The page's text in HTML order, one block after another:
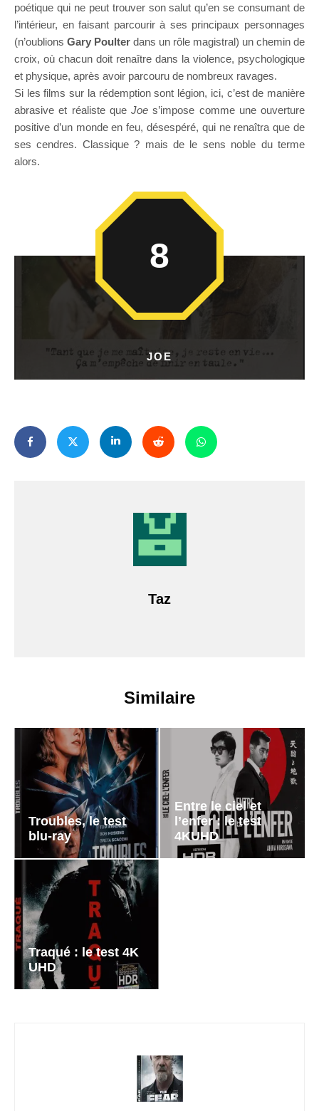
poétique qui ne peut trouver son salut qu’en se consumant de
l’intérieur, en faisant parcourir à ses principaux personnages
(n’oublions Gary Poulter dans un rôle magistral) un chemin de
croix, où chacun doit renaître dans la violence, psychologique
et physique, après avoir parcouru de nombreux ravages.
Si les films sur la rédemption sont légion, ici, c’est de manière
abrasive et réaliste que Joe s’impose comme une ouverture
positive d’un monde en feu, désespéré, qui ne renaîtra que de
ses cendres. Classique ? mais de le sens noble du terme
alors.
JOE
8
Taz
Similaire
Troubles, le test
blu-ray
Entre le ciel et
l’enfer : le test
4KUHD
Traqué : le test 4K
UHD